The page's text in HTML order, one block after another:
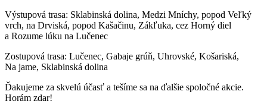
Výstupová trasa: Sklabinská dolina, Medzi Mníchy, popod Veľký
vrch, na Drviská, popod Kašačinu, Zákľuka, cez Horný diel
a Rozume lúku na Lučenec
Zostupová trasa: Lučenec, Gabaje grúň, Uhrovské, Košariská,
Na jame, Sklabinská dolina
Ďakujeme za skvelú účasť a tešíme sa na ďalšie spoločné akcie.
Horám zdar!